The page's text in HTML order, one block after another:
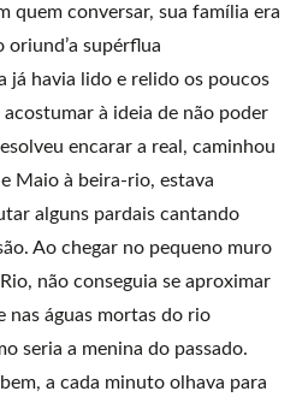
quem conversar, sua família era
supérflua
já havia lido e relido os poucos
à ideia de não poder
encarar a real, caminhou
Maio à beira-rio, estava
alguns pardais cantando
Ao chegar no pequeno muro
não conseguia se aproximar
nas águas mortas do rio
seria a menina do passado.
a cada minuto olhava para